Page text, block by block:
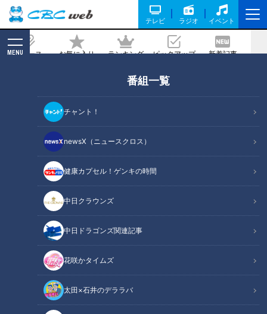
テレビ ラジオ イベント
ニュース お気に入り ランキング ピックアップ 新着記事
MENU
番組一覧
チャント！
newsX（ニュースクロス）
健康カプセル！ゲンキの時間
中日クラウンズ
中日ドラゴンズ関連記事
花咲かタイムズ
太田×石井のデララバ
の会話劇！鶴瓶「呼吸が合うんですよ。
コントしなはれ！」
記事に戻る